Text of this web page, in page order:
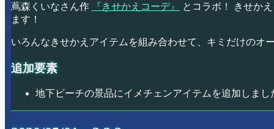
蔦森くいなさん作 『きせかえコーデ』
とコラボ！ きせか
ます！
いろんなきせかえアイテムを組み合わせて、キミだけのオ
追加要素
地下ビーチの景品にイメチェンアイテムを追加しまし